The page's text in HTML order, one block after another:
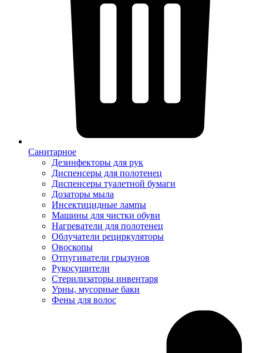
Санитарное
Дезинфекторы для рук
Диспенсеры для полотенец
Диспенсеры туалетной бумаги
Дозаторы мыла
Инсектицидные лампы
Машины для чистки обуви
Нагреватели для полотенец
Облучатели рециркуляторы
Овоскопы
Отпугиватели грызунов
Рукосушители
Стерилизаторы инвентаря
Урны, мусорные баки
Фены для волос